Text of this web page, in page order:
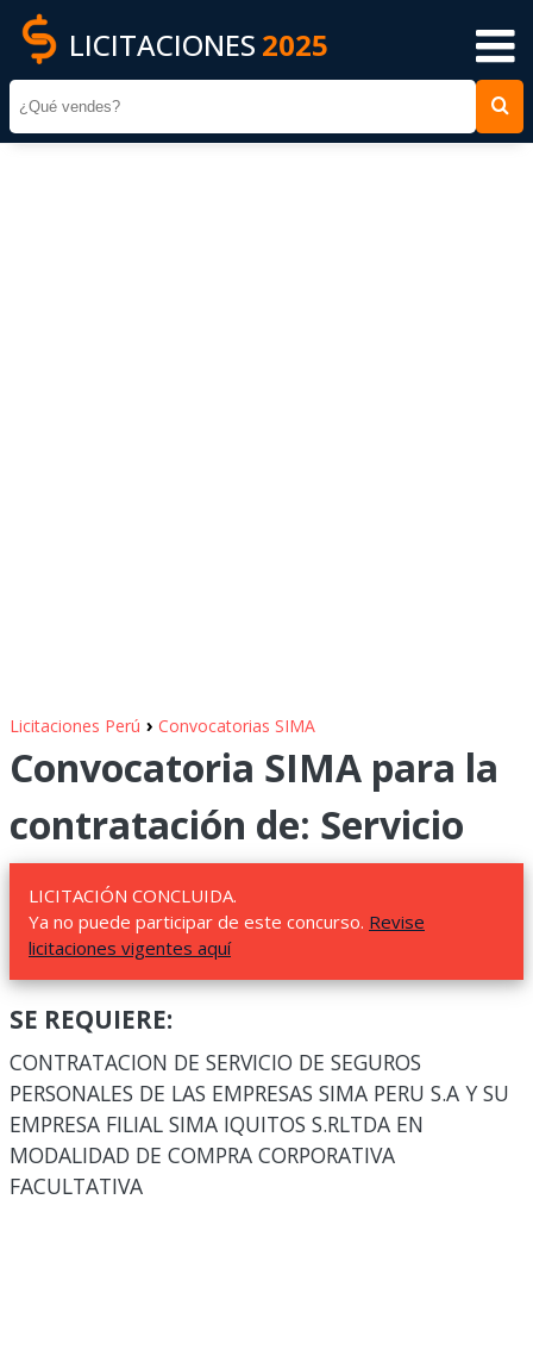
LICITACIONES 2025
Licitaciones Perú › Convocatorias SIMA
Convocatoria SIMA para la
contratación de: Servicio
LICITACIÓN CONCLUIDA.
Ya no puede participar de este concurso. Revise
licitaciones vigentes aquí
SE REQUIERE:
CONTRATACION DE SERVICIO DE SEGUROS
PERSONALES DE LAS EMPRESAS SIMA PERU S.A Y SU
EMPRESA FILIAL SIMA IQUITOS S.RLTDA EN
MODALIDAD DE COMPRA CORPORATIVA
FACULTATIVA